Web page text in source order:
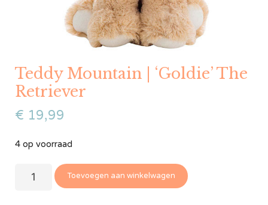
Teddy Mountain | ‘Goldie’ The
Retriever
€ 19,99
4 op voorraad
Toevoegen aan winkelwagen